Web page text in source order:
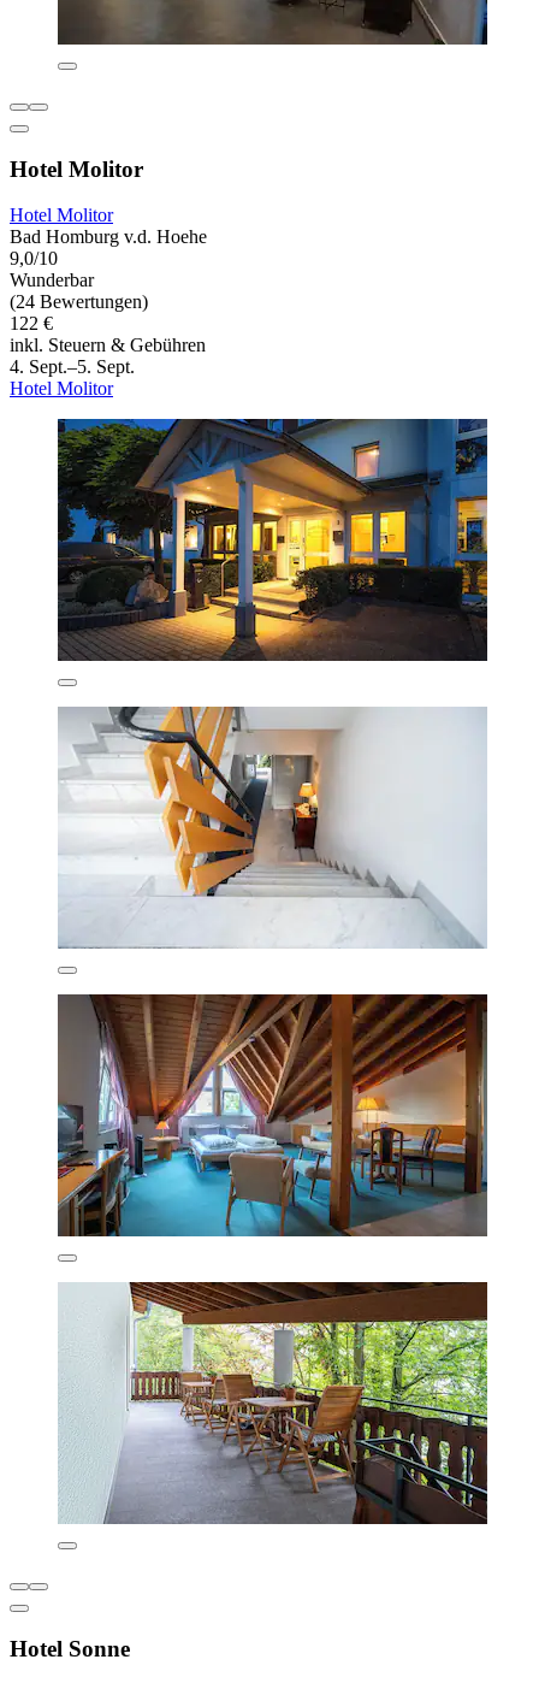
Hotel Molitor
Hotel Molitor
Bad Homburg v.d. Hoehe
9,0/10
Wunderbar
(24 Bewertungen)
122 €
inkl. Steuern & Gebühren
4. Sept.–5. Sept.
Hotel Molitor
Hotel Sonne